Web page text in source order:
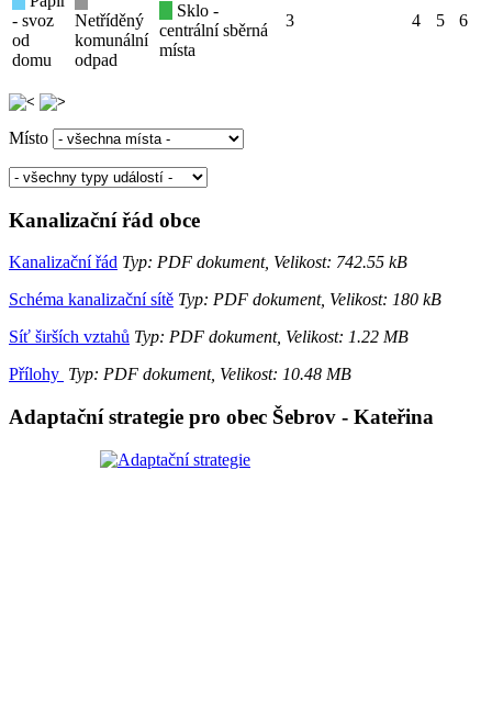
- svoz
od
domu
Netříděný
komunální
odpad
Sklo -
centrální sběrná
místa
3 4 5 6
Místo
Kanalizační řád obce
Kanalizační řád Typ: PDF dokument, Velikost: 742.55 kB
Schéma kanalizační sítě Typ: PDF dokument, Velikost: 180 kB
Síť širších vztahů Typ: PDF dokument, Velikost: 1.22 MB
Přílohy Typ: PDF dokument, Velikost: 10.48 MB
Adaptační strategie pro obec Šebrov - Kateřina